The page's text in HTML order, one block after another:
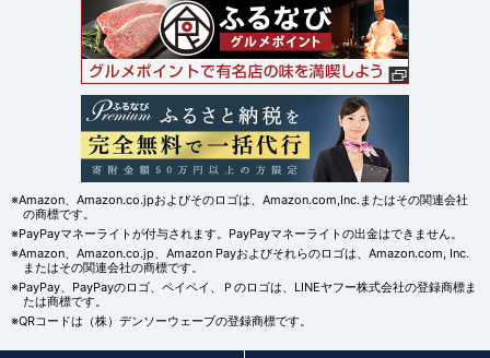
※Amazon、Amazon.co.jpおよびそのロゴは、Amazon.com,Inc.またはその関連会社
の商標です。
※PayPayマネーライトが付与されます。PayPayマネーライトの出金はできません。
※Amazon、Amazon.co.jp、Amazon Payおよびそれらのロゴは、Amazon.com, Inc.
またはその関連会社の商標です。
※PayPay、PayPayのロゴ、ペイペイ、Ｐのロゴは、LINEヤフー株式会社の登録商標ま
たは商標です。
※QRコードは（株）デンソーウェーブの登録商標です。